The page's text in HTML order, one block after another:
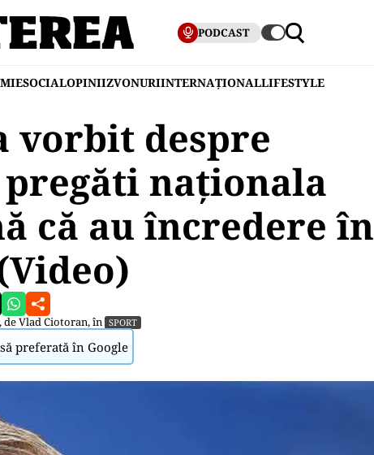
PODCAST
SOCIALOPINIIZVONURIINTERNAȚIONALLIFESTYLE
vorbit despre
naționala
că au încredere în
deVlad Ciotoran, în SPORT
preferată în Google